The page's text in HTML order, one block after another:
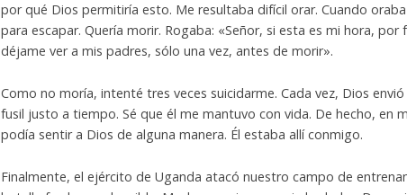
por qué Dios permitiría esto. Me resultaba difícil orar. Cuando
para escapar. Quería morir. Rogaba: «Señor, si esta es mi hora, por
déjame ver a mis padres, sólo una vez, antes de morir».
Como no moría, intenté tres veces suicidarme. Cada vez, Dios
fusil justo a tiempo. Sé que él me mantuvo con vida. De hecho, en
podía sentir a Dios de alguna manera. Él estaba allí conmigo.
Finalmente, el ejército de Uganda atacó nuestro campo de